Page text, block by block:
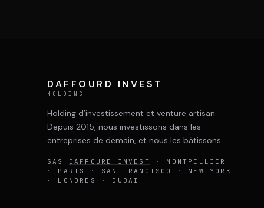
DAFFOURD INVEST
HOLDING
Holding d’investissement et venture artisan.
Depuis 2015, nous investissons dans les
entreprises de demain, et nous les bâtissons.
SAS DAFFOURD INVEST
· MONTPELLIER
· PARIS · SAN FRANCISCO · NEW YORK
· LONDRES · DUBAÏ